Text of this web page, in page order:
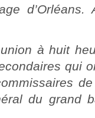
d’Orléans.
à huit
qui
du grand